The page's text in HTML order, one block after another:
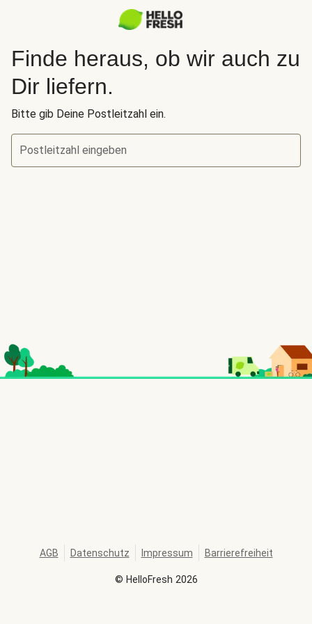
Finde heraus, ob wir auch zu
Dir liefern.
Bitte gib Deine Postleitzahl ein.
Postleitzahl eingeben
© HelloFresh 2026
AGB Datenschutz Impressum Barrierefreiheit